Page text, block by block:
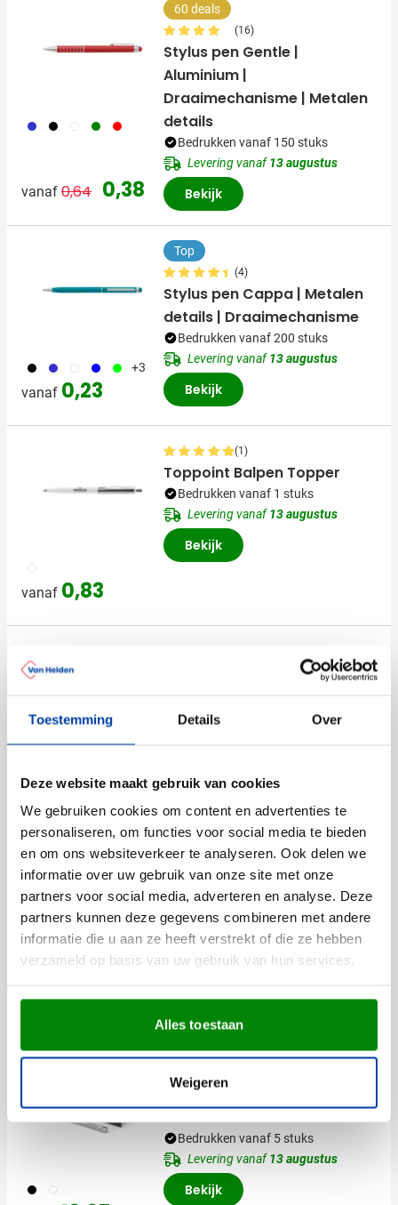
Toestemming Details Over
Deze website maakt gebruik van cookies
We gebruiken cookies om content en advertenties te
personaliseren, om functies voor social media te bieden
en om ons websiteverkeer te analyseren. Ook delen we
informatie over uw gebruik van onze site met onze
partners voor social media, adverteren en analyse. Deze
partners kunnen deze gegevens combineren met andere
informatie die u aan ze heeft verstrekt of die ze hebben
verzameld op basis van uw gebruik van hun services.
Alles toestaan
Weigeren
023 001 002 004 008
vanaf Normale prijs
0,64 Speciale prijs
0,38
60 deals
(16)
Stylus pen Gentle |
Aluminium |
Draaimechanisme | Metalen
details
Bedrukken vanaf 150 stuks
Levering vanaf13 augustus
Bekijk
001 023 002 005 019 +3
vanaf 0,23
Top
(4)
Stylus pen Cappa | Metalen
details | Draaimechanisme
Bedrukken vanaf 200 stuks
Levering vanaf13 augustus
Bekijk
002
vanaf 0,83
(1)
Toppoint Balpen Topper
Bedrukken vanaf 1 stuks
Levering vanaf13 augustus
Bekijk
vanaf 0,32
Balpen Aperto | Aluminium |
Bedrukken vanaf 150 stuks
023 002871 006 007 +5
Normale prijsSpeciale prijs
Aanbieding
Snel
(1)
Stylus pen Formentera |
Gekleurde stylus
Bedrukken vanaf 150 stuks
306 032
Parker Urban balpen
stainless steel
Bedrukken vanaf 5 stuks
Levering vanaf13 augustus
Bekijk